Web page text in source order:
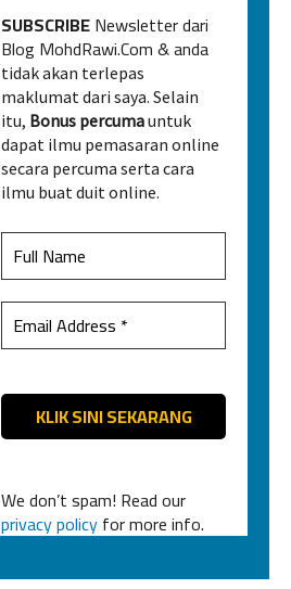
SUBSCRIBENewsletter dari
Blog MohdRawi.Com & anda
tidak akan terlepas
maklumat dari saya. Selain
itu, Bonus percumauntuk
dapat ilmu pemasaran online
secara percuma serta cara
ilmu buat duit online.
We don’t spam! Read our
privacy policyfor more info.